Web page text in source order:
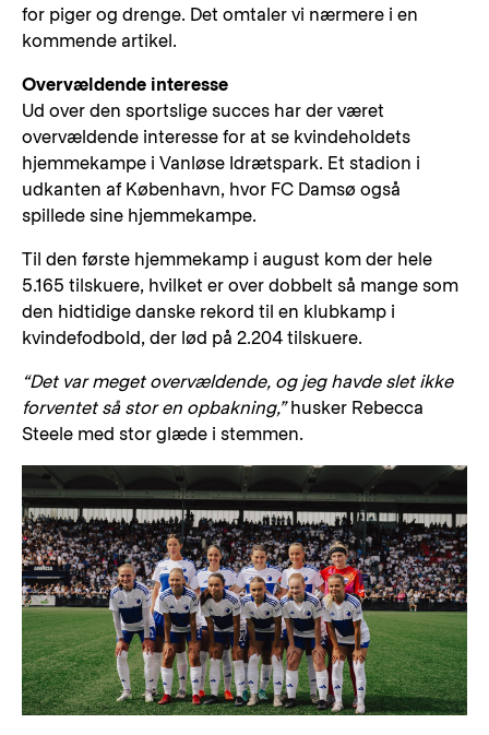
for piger og drenge. Det omtaler vi nærmere i en
kommende artikel.
Overvældende interesse
Ud over den sportslige succes har der været
overvældende interesse for at se kvindeholdets
hjemmekampe i Vanløse Idrætspark. Et stadion i
udkanten af København, hvor FC Damsø også
spillede sine hjemmekampe.
Til den første hjemmekamp i august kom der hele
5.165 tilskuere, hvilket er over dobbelt så mange som
den hidtidige danske rekord til en klubkamp i
kvindefodbold, der lød på 2.204 tilskuere.
“Det var meget overvældende, og jeg havde slet ikke
forventet så stor en opbakning,”husker Rebecca
Steele med stor glæde i stemmen.